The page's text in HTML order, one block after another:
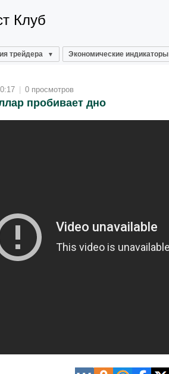
Клуб
трейдера Экономические индикаторы
| 0 просмотров
пробивает дно